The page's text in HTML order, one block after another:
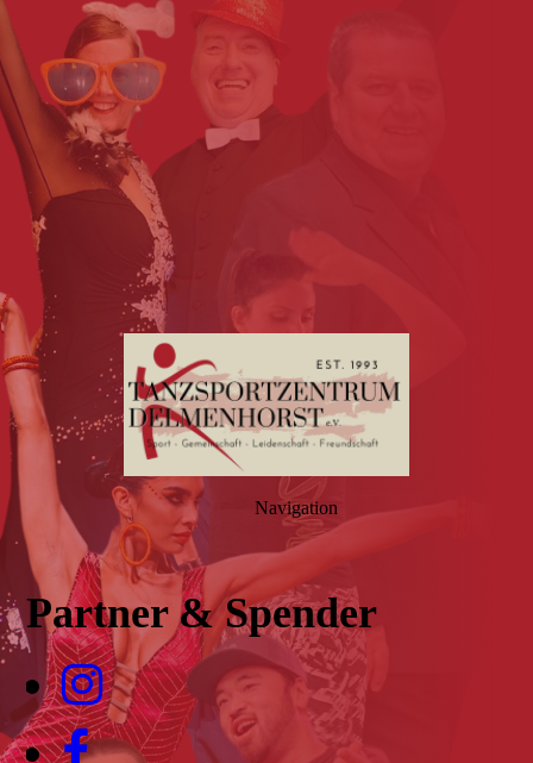
Navigation
Partner & Spender